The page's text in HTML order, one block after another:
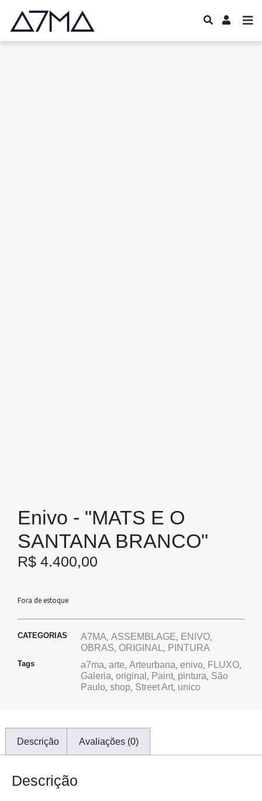
Enivo - "MATS E O
SANTANA BRANCO"
R$ 4.400,00
Fora de estoque
CATEGORIAS A7MA ASSEMBLAGE ENIVO
OBRAS ORIGINAL PINTURA
Tags a7ma arte Arteurbana enivo FLUXO
Galeria original Paint pintura São
Paulo shop Street Art unico
Descrição Avaliações (0)
Descrição